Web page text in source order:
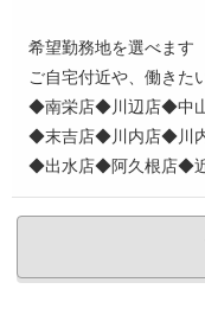
希望勤務地を選べます
ご自宅付近や、働きた
◆南栄店◆川辺店◆中
◆末吉店◆川内店◆川
◆出水店◆阿久根店◆